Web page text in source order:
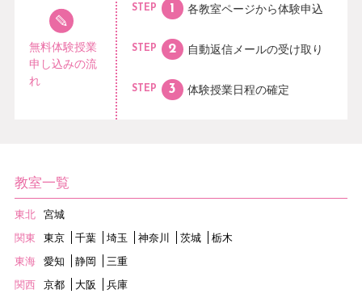
無料体験授業
申し込みの流
れ
STEP 各教室ページから体験申込
STEP 自動返信メールの受け取り
STEP 体験授業日程の確定
教室一覧
東北
宮城
関東
東京 千葉 埼玉 神奈川 茨城
栃木
東海
愛知 静岡
三重
関西
京都 大阪
兵庫